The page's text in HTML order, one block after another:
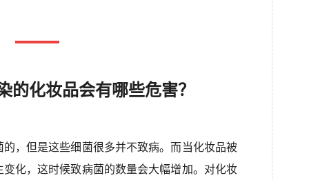
的化妆品会有哪些危害？
，但是这些细菌很多并不致病。而当化妆品被
化，这时候致病菌的数量会大幅增加。对化妆